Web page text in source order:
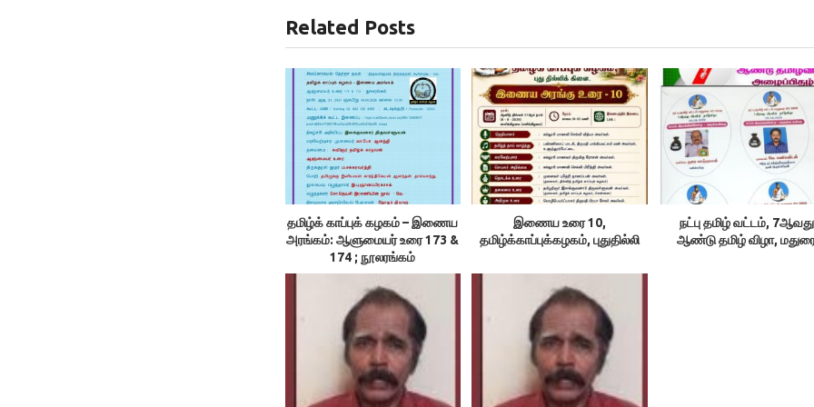
Related Posts
தமிழ்க் காப்புக் கழகம் – இணைய
அரங்கம்: ஆளுமையர் உரை 173 &
174 ; நூலரங்கம்
இணைய உரை 10,
தமிழ்க்காப்புக்கழகம், புதுதில்லி
நட்பு தமிழ் வட்டம், 7ஆவது
ஆண்டு தமிழ் விழா,